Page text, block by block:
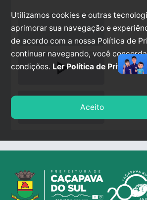
play_arrow
Utilizamos cookies e outras
aprimorar sua navegação e
de acordo com a nossa Política de
continuar navegando, você
condições. Ler Política de
Aceito